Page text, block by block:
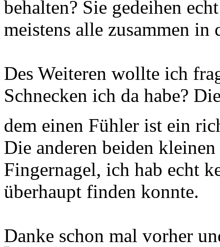
behalten? Sie gedeihen
meistens alle zusammen in
Des Weiteren wollte ich
Schnecken ich da habe?
dem einen Fühler ist ein
Die anderen beiden
Fingernagel, ich hab echt
überhaupt finden konnte.
Danke schon mal vorher